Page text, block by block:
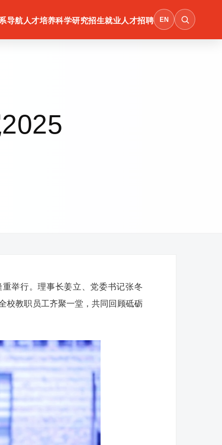
导航 人才培养科学研究招生就业人才招聘 EN
举行。理事长姜立、党委书记张冬
校教职员工齐聚一堂，共同回顾砥砺